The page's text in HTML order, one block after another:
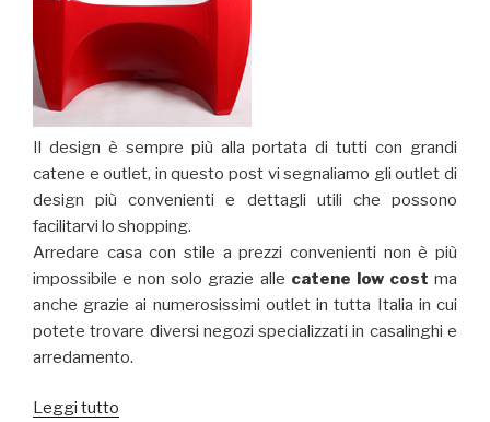
Il design è sempre più alla portata di tutti con grandi
catene e outlet, in questo post vi segnaliamo gli outlet di
design più convenienti e dettagli utili che possono
facilitarvi lo shopping.
Arredare casa con stile a prezzi convenienti non è più
impossibile e non solo grazie alle catene low cost ma
anche grazie ai numerosissimi outlet in tutta Italia in cui
potete trovare diversi negozi specializzati in casalinghi e
arredamento.
Leggi tutto